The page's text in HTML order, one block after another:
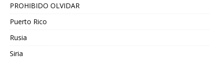
PROHIBIDO OLVIDAR
Puerto Rico
Rusia
Siria